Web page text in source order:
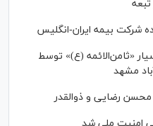
شرکت بیمه ایران-انگلیس
«ثامن‌الائمه (ع)» توسط
مشهد
رضایی و ذوالقدر